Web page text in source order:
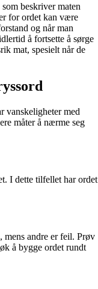
beskriver maten
for ordet kan være
og når man
å fortsette å sørge
mat, spesielt når de
vanskeligheter med
måter å nærme seg
I dette tilfellet har ordet
mens andre er feil. Prøv
å bygge ordet rundt